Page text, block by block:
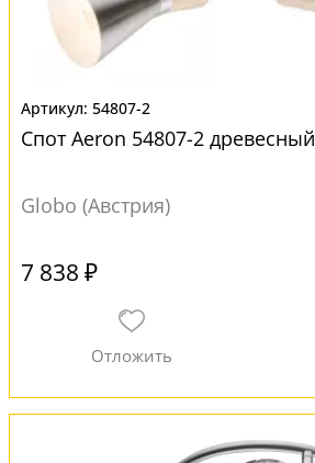
54807-2
Спот Aeron 54807-2 древесный
Globo (Австрия)
7 838 ₽